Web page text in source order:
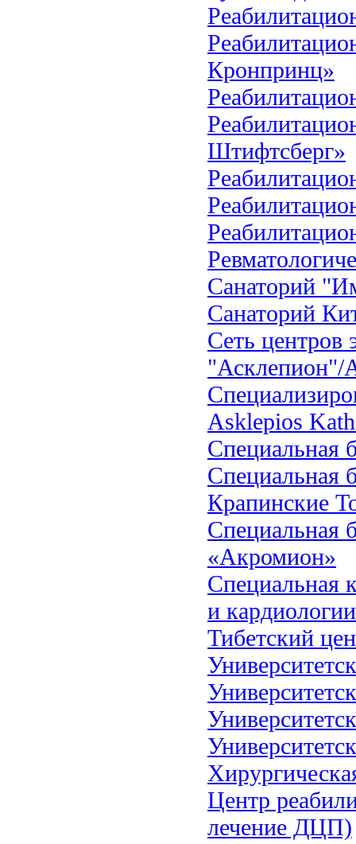
Кронпринц»
Штифтсберг»
Санаторий
Санаторий
Сеть центров
"Асклепион"/
Asklepios
Специальная
Специальная
Крапинские
Специальная
«Акромион»
Специальная
и
Тибетский
Центр
лечение ДЦП)